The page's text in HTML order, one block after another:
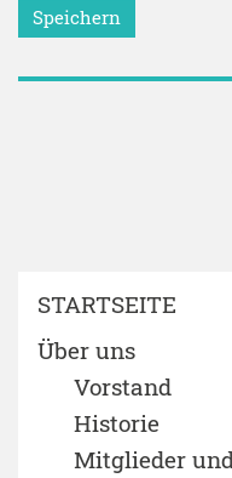
Speichern
STARTSEITE
Über uns
Vorstand
Historie
Mitglieder